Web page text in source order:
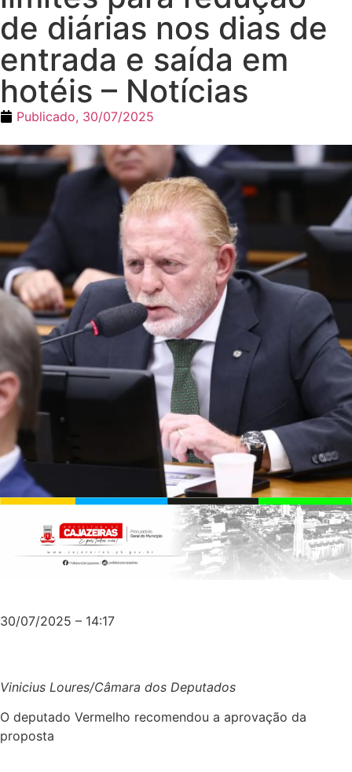
de diárias nos dias de
entrada e saída em
hotéis – Notícias
Publicado, 30/07/2025
30/07/2025 – 14:17
Vinicius Loures/Câmara dos Deputados
O deputado Vermelho recomendou a aprovação da
proposta